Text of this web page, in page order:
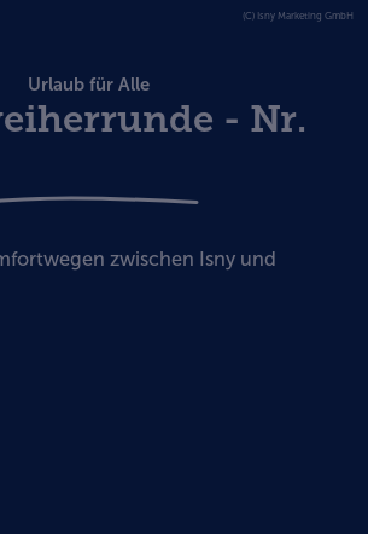
(C) Isny Marketing GmbH
Urlaub für Alle
- Nr.
zwischen Isny und